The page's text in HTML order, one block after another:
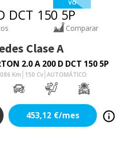
VO
Comparar
Clase A
2.0 A 200 D DCT 150 5P
Km 150 Cv AUTOMÁTICO
453,12 €/mes